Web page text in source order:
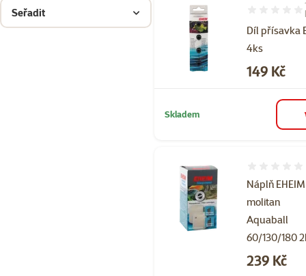
Seřadit
Díl přísavka
4ks
Hodnocení
Cena
149 Kč
Skladem
Náplň EHEIM
molitan
Aquaball
60/130/180
Cena
239 Kč